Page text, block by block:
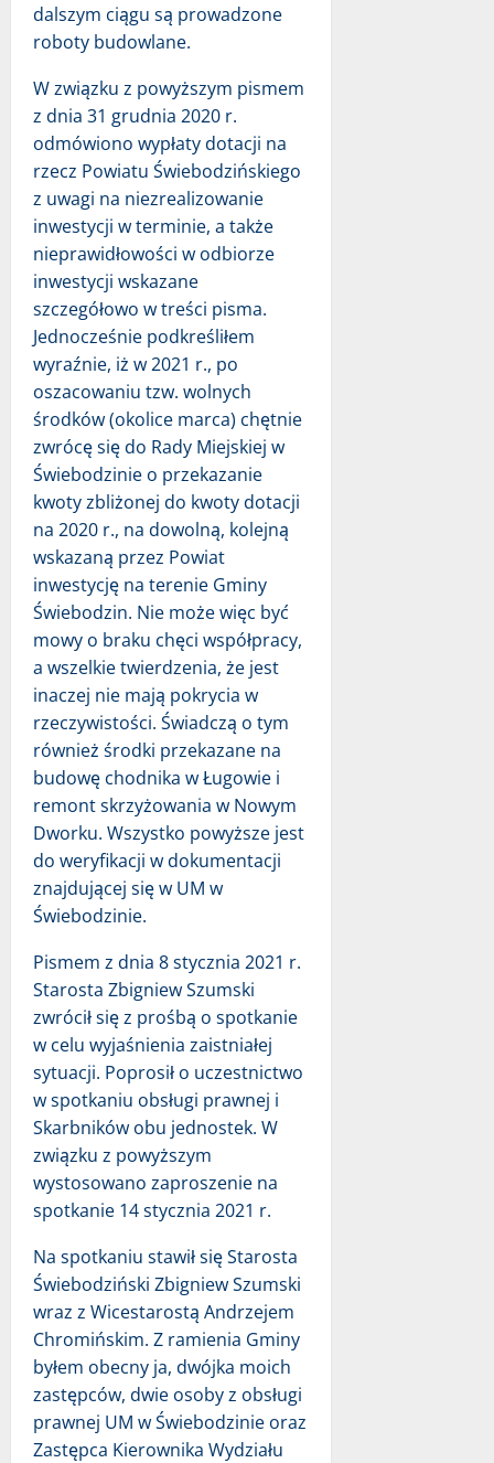
dalszym ciągu są prowadzone
roboty budowlane.
W związku z powyższym pismem
z dnia 31 grudnia 2020 r.
odmówiono wypłaty dotacji na
rzecz Powiatu Świebodzińskiego
z uwagi na niezrealizowanie
inwestycji w terminie, a także
nieprawidłowości w odbiorze
inwestycji wskazane
szczegółowo w treści pisma.
Jednocześnie podkreśliłem
wyraźnie, iż w 2021 r., po
oszacowaniu tzw. wolnych
środków (okolice marca) chętnie
zwrócę się do Rady Miejskiej w
Świebodzinie o przekazanie
kwoty zbliżonej do kwoty dotacji
na 2020 r., na dowolną, kolejną
wskazaną przez Powiat
inwestycję na terenie Gminy
Świebodzin. Nie może więc być
mowy o braku chęci współpracy,
a wszelkie twierdzenia, że jest
inaczej nie mają pokrycia w
rzeczywistości. Świadczą o tym
również środki przekazane na
budowę chodnika w Ługowie i
remont skrzyżowania w Nowym
Dworku. Wszystko powyższe jest
do weryfikacji w dokumentacji
znajdującej się w UM w
Świebodzinie.
Pismem z dnia 8 stycznia 2021 r.
Starosta Zbigniew Szumski
zwrócił się z prośbą o spotkanie
w celu wyjaśnienia zaistniałej
sytuacji. Poprosił o uczestnictwo
w spotkaniu obsługi prawnej i
Skarbników obu jednostek. W
związku z powyższym
wystosowano zaproszenie na
spotkanie 14 stycznia 2021 r.
Na spotkaniu stawił się Starosta
Świebodziński Zbigniew Szumski
wraz z Wicestarostą Andrzejem
Chromińskim. Z ramienia Gminy
byłem obecny ja, dwójka moich
zastępców, dwie osoby z obsługi
prawnej UM w Świebodzinie oraz
Zastępca Kierownika Wydziału